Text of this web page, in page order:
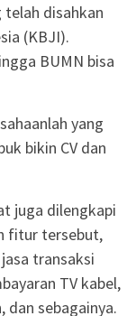
disahkan
(KBJI).
BUMN bisa
yang
bikin CV dan
juga dilengkapi
fitur tersebut,
transaksi
TV kabel,
dan sebagainya.